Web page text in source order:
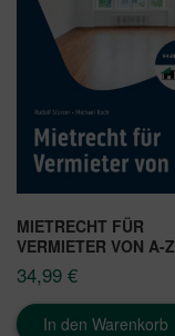
MIETRECHT FÜR
VERMIETER VON A-Z
34,99 €
In den Warenkorb